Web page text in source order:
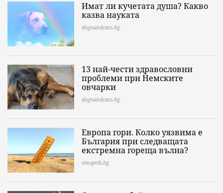
Имат ли кучетата душа? Какво
казва науката
dogsandcats.bg
13 най-чести здравословни
проблеми при Немските
овчарки
dogsandcats.bg
Европа гори. Колко уязвима е
България при следващата
екстремна гореща вълна?
sinoptik.bg